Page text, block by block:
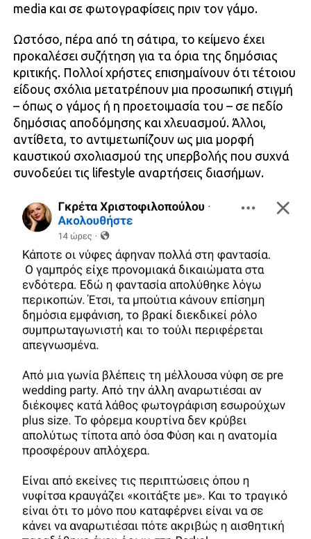
media και σε φωτογραφίσεις πριν τον γάμο.
Ωστόσο, πέρα από τη σάτιρα, το κείμενο έχει
προκαλέσει συζήτηση για τα όρια της δημόσιας
κριτικής. Πολλοί χρήστες επισημαίνουν ότι τέτοιου
είδους σχόλια μετατρέπουν μια προσωπική στιγμή
– όπως ο γάμος ή η προετοιμασία του – σε πεδίο
δημόσιας αποδόμησης και χλευασμού. Άλλοι,
αντίθετα, το αντιμετωπίζουν ως μια μορφή
καυστικού σχολιασμού της υπερβολής που συχνά
συνοδεύει τις lifestyle αναρτήσεις διασήμων.